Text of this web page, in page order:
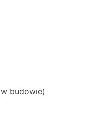
budowie)